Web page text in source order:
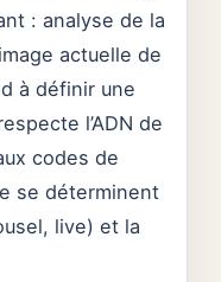
: analyse de la
actuelle de
à définir une
l’ADN de
codes de
se déterminent
live) et la